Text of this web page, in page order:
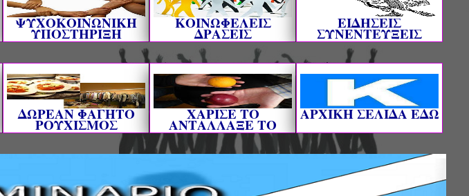
ΨΥΧΟΚΟΙΝΩΝΙΚΗ
ΥΠΟΣΤΗΡΙΞΗ
ΚΟΙΝΩΦΕΛΕΙΣ
ΔΡΑΣΕΙΣ
ΕΙΔΗΣΕΙΣ
ΣΥΝΕΝΤΕΥΞΕΙΣ
ΔΩΡΕΑΝ ΦΑΓΗΤΟ
ΡΟΥΧΙΣΜΟΣ
ΧΑΡΙΣΕ ΤΟ
ΑΝΤΑΛΛΑΞΕ ΤΟ
AΡΧΙΚΗ ΣΕΛΙΔΑ ΕΔΩ